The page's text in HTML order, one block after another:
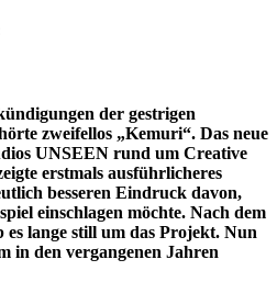
der gestrigen
zweifellos „Kemuri“. Das neue
UNSEEN rund um Creative
erstmals ausführlicheres
besseren Eindruck davon,
einschlagen möchte. Nach dem
es lange still um das Projekt. Nun
in den vergangenen Jahren